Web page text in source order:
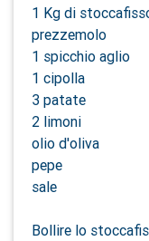
1 Kg di
prezzemolo
1 spicchio aglio
1 cipolla
3 patate
2 limoni
olio d'oliva
pepe
sale
Bollire lo